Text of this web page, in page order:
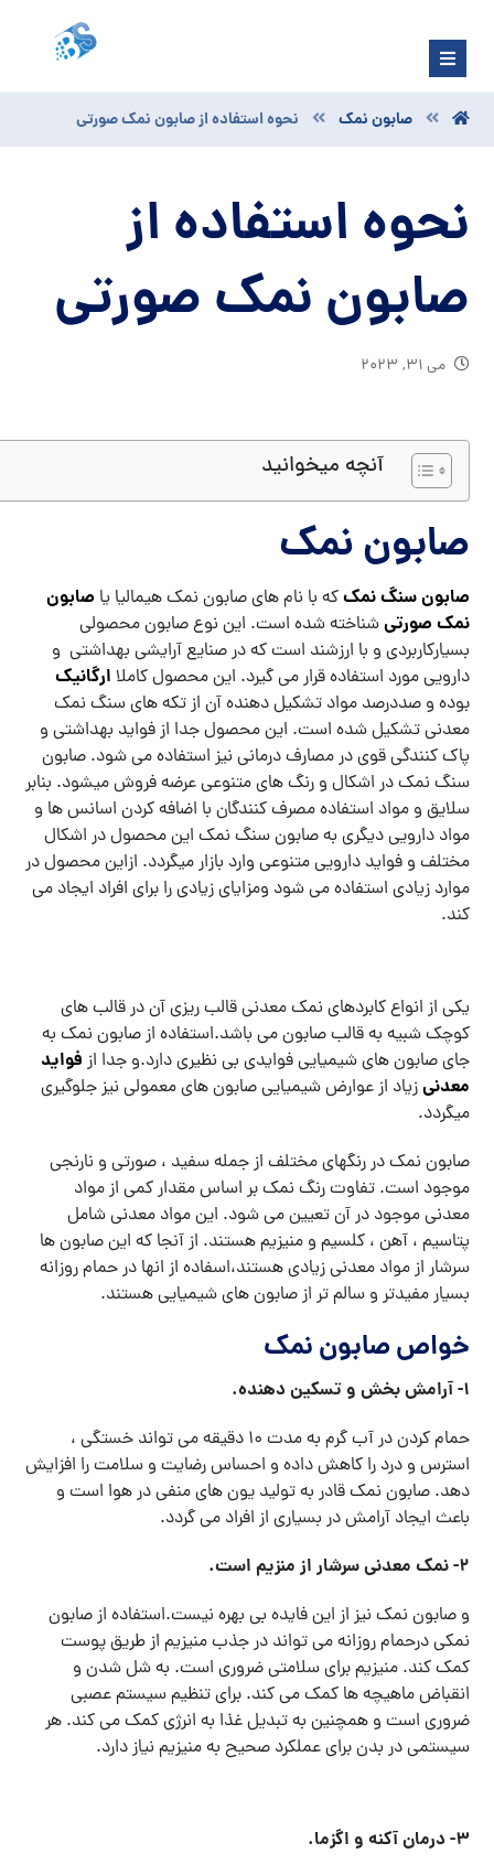
صابون نمک نحوه استفاده از صابون نمک صورتی
نحوه استفاده از
صابون نمک صورتی
می ۳۱, ۲۰۲۳
آنچه میخوانید
صابون نمک
صابون سنگ نمککه با نام های صابون نمک هیمالیا یا صابون
نمک صورتیشناخته شده است. این نوع صابون محصولی
بسیارکاربردی و با ارزشند است که در صنایع آرایشی بهداشتی و
دارویی مورد استفاده قرار می گیرد. این محصول کاملا ارگانیک
بوده و صددرصد مواد تشکیل دهنده آن از تکه های سنگ نمک
معدنی تشکیل شده است. این محصول جدا از فواید بهداشتی و
پاک کنندگی قوی در مصارف درمانی نیز استفاده می شود. صابون
سنگ نمک در اشکال و رنگ های متنوعی عرضه فروش میشود. بنابر
سلایق و مواد استفاده مصرف کنندگان با اضافه کردن اسانس ها و
مواد دارویی دیگری به صابون سنگ نمک این محصول در اشکال
مختلف و فواید دارویی متنوعی وارد بازار میگردد. ازاین محصول در
موارد زیادی استفاده می شود ومزایای زیادی را برای افراد ایجاد می
کند.
یکی از انواع کابردهای نمک معدنی قالب ریزی آن در قالب های
کوچک شبیه به قالب صابون می باشد.استفاده از صابون نمک به
جای صابون های شیمیایی فوایدی بی نظیری دارد.و جدا از فواید
معدنیزیاد از عوارض شیمیایی صابون های معمولی نیز جلوگیری
میگردد.
صابون نمک در رنگهای مختلف از جمله سفید ، صورتی و نارنجی
موجود است. تفاوت رنگ نمک بر اساس مقدار کمی از مواد
معدنی موجود در آن تعیین می شود. این مواد معدنی شامل
پتاسیم ، آهن ، کلسیم و منیزیم هستند. از آنجا که این صابون ها
سرشار از مواد معدنی زیادی هستند،اسفاده از انها در حمام روزانه
بسیار مفیدتر و سالم تر از صابون های شیمیایی هستند.
خواص صابون نمک
۱- آرامش بخش و تسکین دهنده.
حمام کردن در آب گرم به مدت 10 دقیقه می تواند خستگی ،
استرس و درد را کاهش داده و احساس رضایت و سلامت را افزایش
دهد. صابون نمک قادر به تولید یون های منفی در هوا است و
باعث ایجاد آرامش در بسیاری از افراد می گردد.
۲- نمک معدنی سرشار از منزیم است.
و صابون نمک نیز از این فایده بی بهره نیست.استفاده از صابون
نمکی درحمام روزانه می تواند در جذب منیزیم از طریق پوست
کمک کند. منیزیم برای سلامتی ضروری است. به شل شدن و
انقباض ماهیچه ها کمک می کند. برای تنظیم سیستم عصبی
ضروری است و همچنین به تبدیل غذا به انرژی کمک می کند. هر
سیستمی در بدن برای عملکرد صحیح به منیزیم نیاز دارد.
۳- درمان آکنه و اگزما.